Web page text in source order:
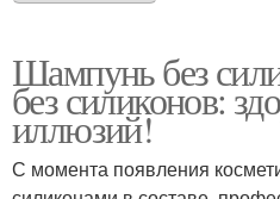
Шампунь без
без силиконов:
иллюзий!
С момента появления